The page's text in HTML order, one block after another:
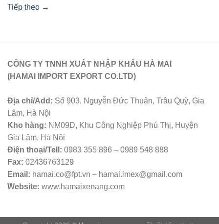
Tiếp theo →
CÔNG TY TNNH XUẤT NHẬP KHẨU HÀ MAI
(HAMAI IMPORT EXPORT CO.LTD)
Địa chỉ/Add: Số 903, Nguyễn Đức Thuận, Trâu Quỳ, Gia
Lâm, Hà Nội
Kho hàng: NM09D, Khu Công Nghiệp Phú Thị, Huyện
Gia Lâm, Hà Nội
Điện thoại/Tell: 0983 355 896 – 0989 548 888
Fax: 02436763129
Email: hamai.co@fpt.vn – hamai.imex@gmail.com
Website: www.hamaixenang.com